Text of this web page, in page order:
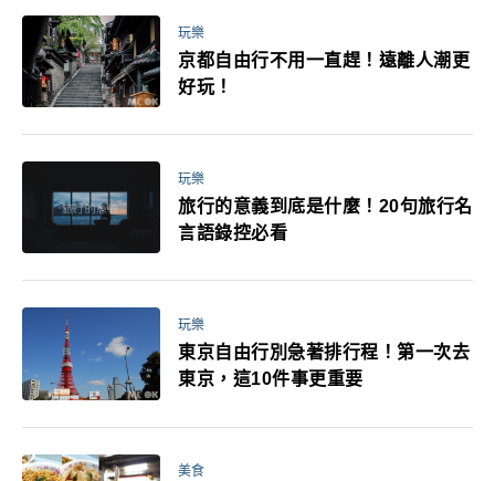
玩樂
京都自由行不用一直趕！遠離人潮更
好玩！
玩樂
旅行的意義到底是什麼！20句旅行名
言語錄控必看
玩樂
東京自由行別急著排行程！第一次去
東京，這10件事更重要
美食